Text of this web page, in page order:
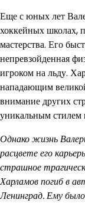
Еще с юных лет
хоккейных школах,
мастерства. Его
непревзойденная
игроком на льду.
нападающим
внимание других
уникальным стилем
Однако жизнь
расцвете его
страшное
Харламов погиб в
Ленинград. Ему